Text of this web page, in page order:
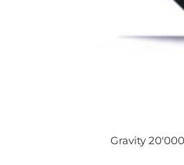
Gravity